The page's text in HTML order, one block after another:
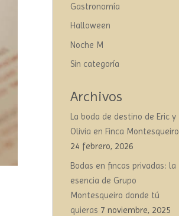
Gastronomía
Halloween
Noche M
Sin categoría
Archivos
La boda de destino de Eric y
Olivia en Finca Montesqueiro
24 febrero, 2026
Bodas en fincas privadas: la
esencia de Grupo
Montesqueiro donde tú
quieras 7 noviembre, 2025